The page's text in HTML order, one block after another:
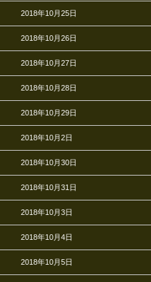
2018年10月25日
2018年10月26日
2018年10月27日
2018年10月28日
2018年10月29日
2018年10月2日
2018年10月30日
2018年10月31日
2018年10月3日
2018年10月4日
2018年10月5日